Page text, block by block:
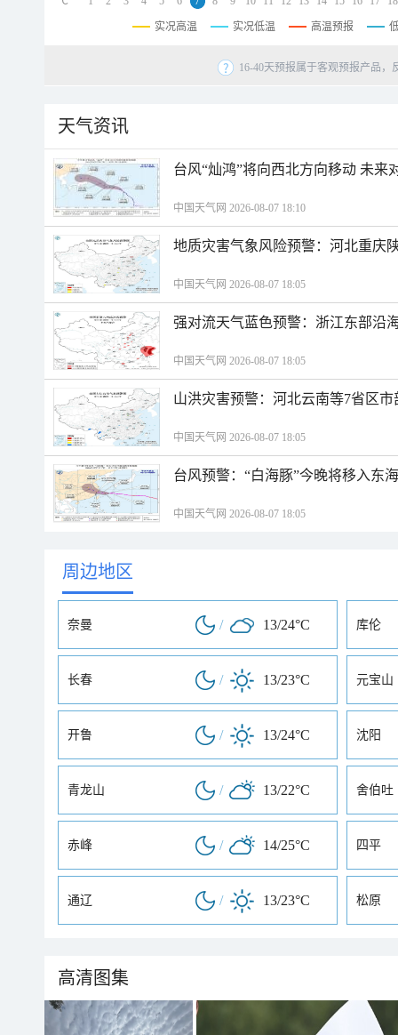
实况高温 实况低温 高温预报
16-40天预报属于客观预报产品
天气资讯
台风“灿鸿”将向西北方向移动 未来
中国天气网 2026-08-07 18:10
地质灾害气象风险预警：河北重庆
中国天气网 2026-08-07 18:05
强对流天气蓝色预警：浙江东部沿
中国天气网 2026-08-07 18:05
山洪灾害预警：河北云南等7省区
中国天气网 2026-08-07 18:05
台风预警：“白海豚”今晚将移入东
中国天气网 2026-08-07 18:05
周边地区
奈曼 / 13/24°C 库伦
长春 / 13/23°C 元宝山
开鲁 / 13/24°C 沈阳
青龙山 / 13/22°C 舍伯吐
赤峰 / 14/25°C 四平
通辽 / 13/23°C 松原
高清图集